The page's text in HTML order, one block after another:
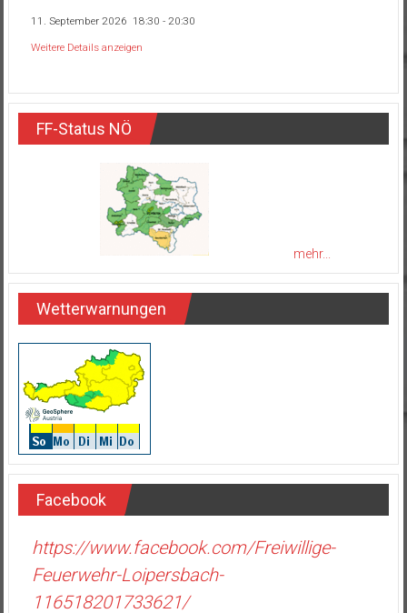
11. September 2026 18:30 - 20:30
Weitere Details anzeigen
FF-Status NÖ
mehr...
Wetterwarnungen
Facebook
https://www.facebook.com/Freiwillige-
Feuerwehr-Loipersbach-
116518201733621/